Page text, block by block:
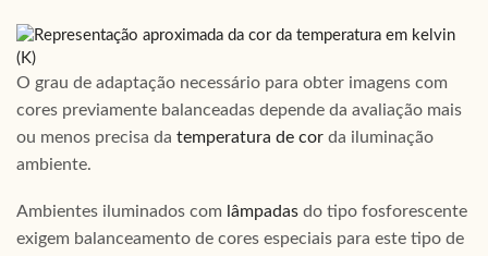
O grau de adaptação necessário para obter imagens com
cores previamente balanceadas depende da avaliação mais
ou menos precisa da temperatura de cor da iluminação
ambiente.
Ambientes iluminados com lâmpadas do tipo fosforescente
exigem balanceamento de cores especiais para este tipo de